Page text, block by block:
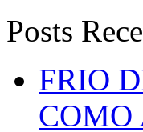
Posts
FRIO
COMO